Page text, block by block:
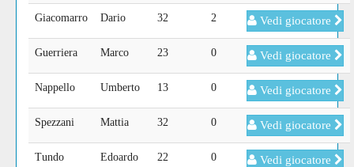
Giacomarro Dario 32 2 Vedi giocatore
Guerriera Marco 23 0 Vedi giocatore
Nappello Umberto 13 0 Vedi giocatore
Spezzani Mattia 32 0 Vedi giocatore
Tundo Edoardo 22 0 Vedi giocatore